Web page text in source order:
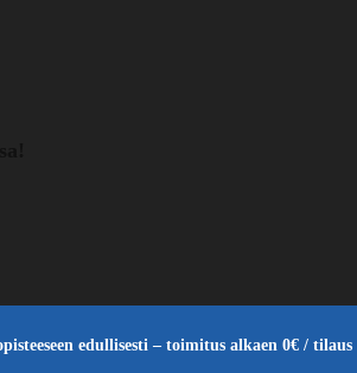
edullisesti – toimitus alkaen 0€ / tilaus